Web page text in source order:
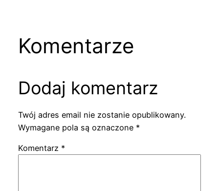
Komentarze
Dodaj komentarz
Twój adres email nie zostanie opublikowany.
Wymagane pola są oznaczone *
Komentarz *